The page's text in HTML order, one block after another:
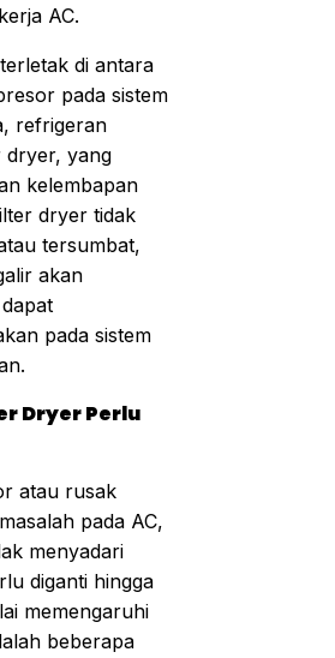
AC.
di antara
pada sistem
refrigeran
dryer, yang
kelembapan
dryer tidak
tersumbat,
akan
pada sistem
Dryer Perlu
atau rusak
pada AC,
menyadari
diganti hingga
memengaruhi
beberapa